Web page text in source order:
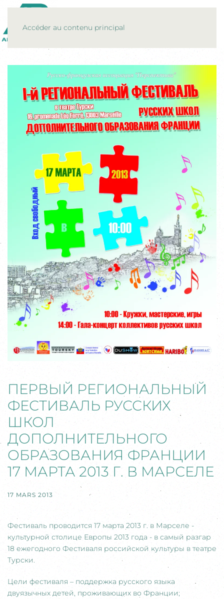
Accéder au contenu principal
ПЕРВЫЙ РЕГИОНАЛЬНЫЙ
ФЕСТИВАЛЬ РУССКИХ
ШКОЛ
ДОПОЛНИТЕЛЬНОГО
ОБРАЗОВАНИЯ ФРАНЦИИ
17 МАРТА 2013 Г. В МАРСЕЛЕ
17 MARS 2013
Фестиваль проводится 17 марта 2013 г. в Марселе -
культурной столице Европы 2013 года - в самый разгар
18 ежегодного Фестиваля российской культуры в театре
Турски.
Цели фестиваля – поддержка русского языка
двуязычных детей, проживающих во Франции;